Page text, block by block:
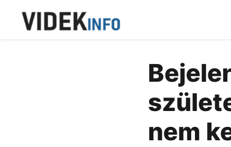
nem